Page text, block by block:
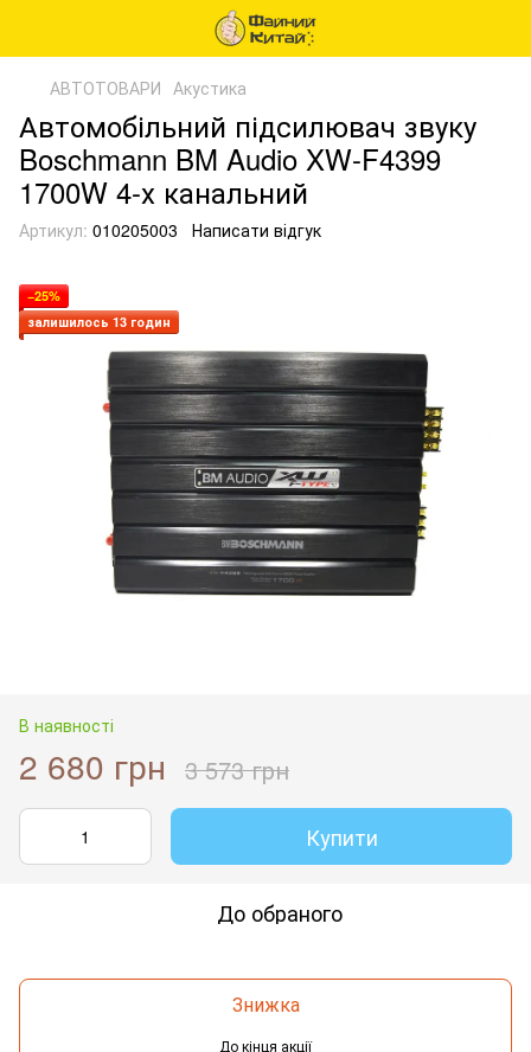
АВТОТОВАРИ Акустика
Автомобільний підсилювач звуку
Boschmann BM Audio XW-F4399
1700W 4-х канальний
Артикул: 010205003 Написати відгук
−25%
залишилось 13 годин
В наявності
2 680 грн 3 573 грн
Купити
До обраного
Знижка
До кінця акції